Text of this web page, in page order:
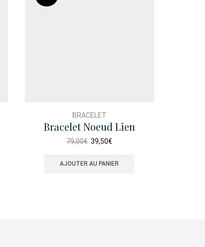
BRACELET
Bracelet Noeud Lien
Infiniment Tendu Dore
79,00€ Le
initial
39,50€Le
actuel
AJOUTER AU PANIER